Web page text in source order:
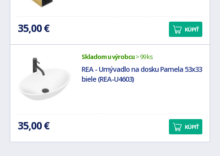
35,00 € KÚPIŤ
Skladom u výrobcu> 99 ks
REA - Umývadlo na dosku Pamela 53x33
biele (REA-U4603)
35,00 € KÚPIŤ